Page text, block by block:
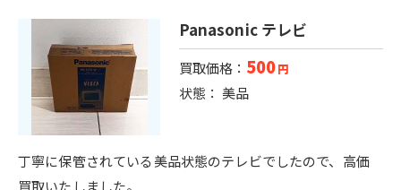
Panasonic テレビ
買取価格： 500円
状態： 美品
丁寧に保管されている美品状態のテレビでしたので、高価
買取いたしました。